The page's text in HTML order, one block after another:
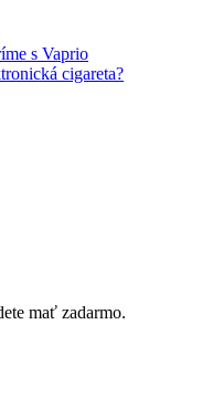
s Vaprio
cigareta?
mať zadarmo.